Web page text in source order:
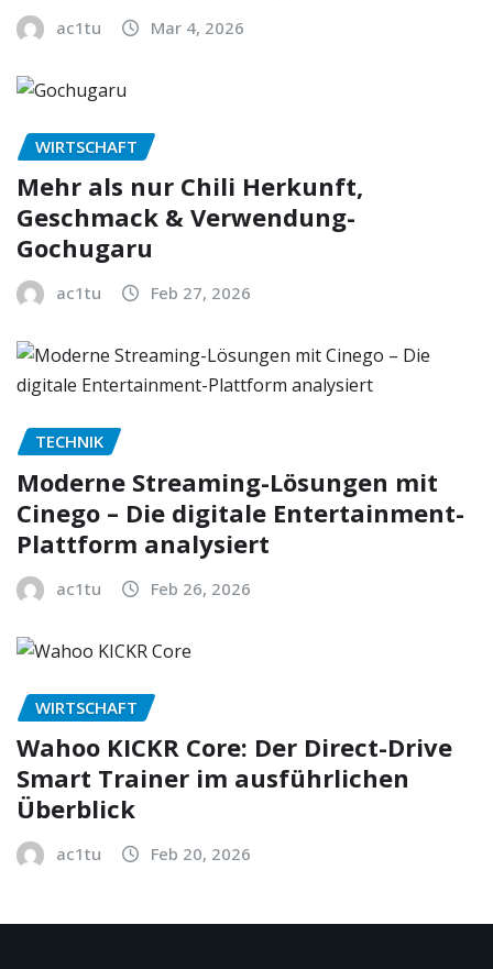
ac1tu Mar 4, 2026
WIRTSCHAFT
Mehr als nur Chili Herkunft,
Geschmack & Verwendung-
Gochugaru
ac1tu Feb 27, 2026
TECHNIK
Moderne Streaming-Lösungen mit
Cinego – Die digitale Entertainment-
Plattform analysiert
ac1tu Feb 26, 2026
WIRTSCHAFT
Wahoo KICKR Core: Der Direct-Drive
Smart Trainer im ausführlichen
Überblick
ac1tu Feb 20, 2026